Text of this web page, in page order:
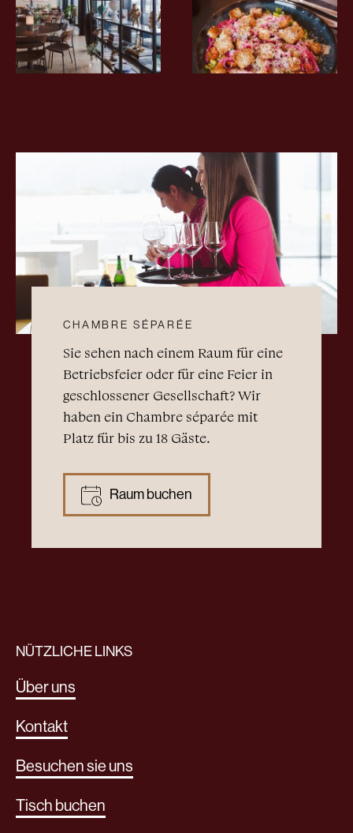
CHAMBRE SÉPARÉE
Sie sehen nach einem Raum für eine
Betriebsfeier oder für eine Feier in
geschlossener Gesellschaft? Wir
haben ein Chambre séparée mit
Platz für bis zu 18 Gäste.
Raum buchen
NÜTZLICHE LINKS
Über uns
Kontakt
Besuchen sie uns
Tisch buchen